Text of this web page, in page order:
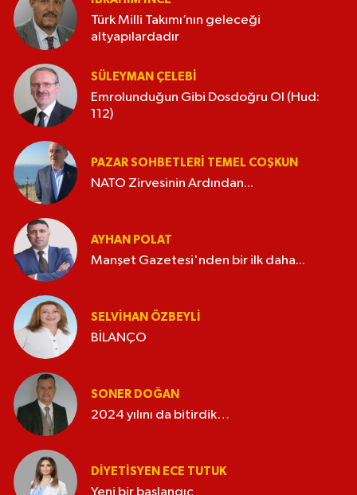
Türk Milli Takımı’nın geleceği
altyapılardadır
SÜLEYMAN ÇELEBI
Emrolunduğun Gibi Dosdoğru Ol (Hud:
112)
PAZAR SOHBETLERI TEMEL COŞKUN
NATO Zirvesinin Ardından...
AYHAN POLAT
Manşet Gazetesi'nden bir ilk daha...
SELVIHAN ÖZBEYLI
BİLANÇO
SONER DOĞAN
2024 yılını da bitirdik…
DIYETISYEN ECE TUTUK
Yeni bir başlangıç